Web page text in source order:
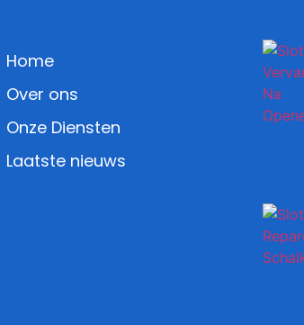
Home
Over ons
Onze Diensten
Laatste nieuws